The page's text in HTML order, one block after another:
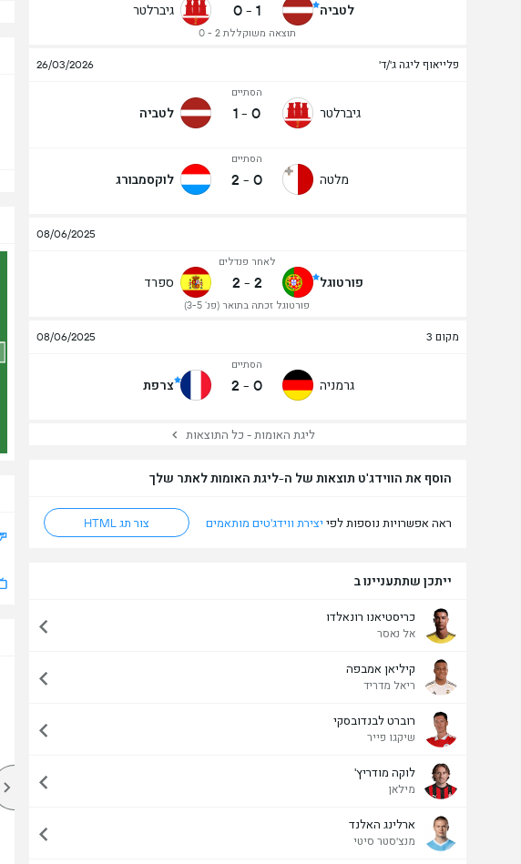
לטביה 1
-
0
תוצאה משוקללת 2 - 0
גיברלטר
פלייאוף ליגה ג'/ד' 26/03/2026
גיברלטר
הסתיים
0
-
1 לטביה
מלטה
הסתיים
0
-
2 לוקסמבורג
08/06/2025
פורטוגל
לאחר פנדלים
2
-
2
פורטוגל זכתה בתואר (פנ' 3-5)
ספרד
מקום 3 08/06/2025
גרמניה
הסתיים
0
-
2 צרפת
ליגת האומות - כל התוצאות
הוסף את הווידג'ט תוצאות של ה-ליגת האומות לאתר שלך
ראה אפשרויות נוספות לפי יצירת ווידג'טים מותאמים צור תג HTML
ייתכן שתתעניינו ב
כריסטיאנו רונאלדו
אל נאסר
קיליאן אמבפה
ריאל מדריד
רוברט לבנדובסקי
שיקגו פייר
לוקה מודריץ'
מילאן
ארלינג האלנד
מנצ'סטר סיטי
מעל/מתחת שערים - 90 דק' (2.5)